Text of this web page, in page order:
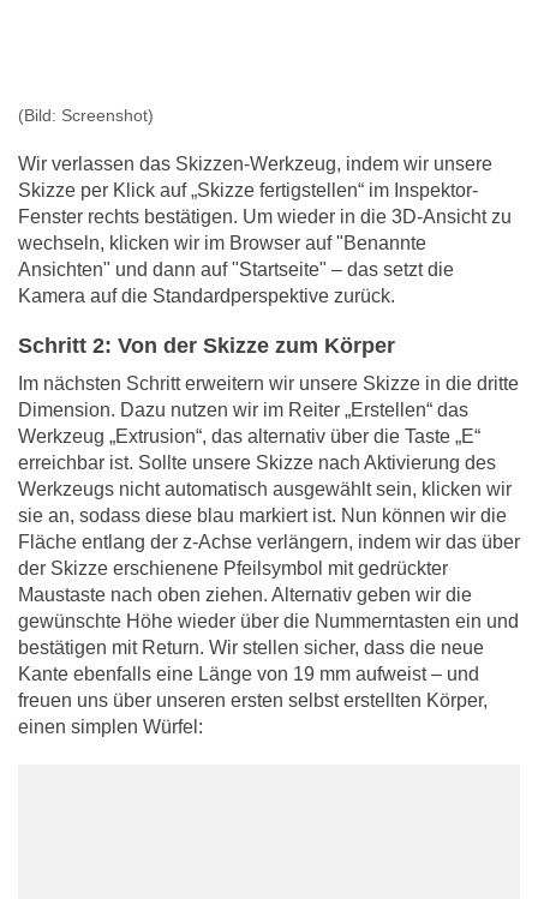
(Bild: Screenshot)
Wir verlassen das Skizzen-Werkzeug, indem wir unsere
Skizze per Klick auf „Skizze fertigstellen“ im Inspektor-
Fenster rechts bestätigen. Um wieder in die 3D-Ansicht zu
wechseln, klicken wir im Browser auf "Benannte
Ansichten" und dann auf "Startseite" – das setzt die
Kamera auf die Standardperspektive zurück.
Schritt 2: Von der Skizze zum Körper
Im nächsten Schritt erweitern wir unsere Skizze in die dritte
Dimension. Dazu nutzen wir im Reiter „Erstellen“ das
Werkzeug „Extrusion“, das alternativ über die Taste „E“
erreichbar ist. Sollte unsere Skizze nach Aktivierung des
Werkzeugs nicht automatisch ausgewählt sein, klicken wir
sie an, sodass diese blau markiert ist. Nun können wir die
Fläche entlang der z-Achse verlängern, indem wir das über
der Skizze erschienene Pfeilsymbol mit gedrückter
Maustaste nach oben ziehen. Alternativ geben wir die
gewünschte Höhe wieder über die Nummerntasten ein und
bestätigen mit Return. Wir stellen sicher, dass die neue
Kante ebenfalls eine Länge von 19 mm aufweist – und
freuen uns über unseren ersten selbst erstellten Körper,
einen simplen Würfel: